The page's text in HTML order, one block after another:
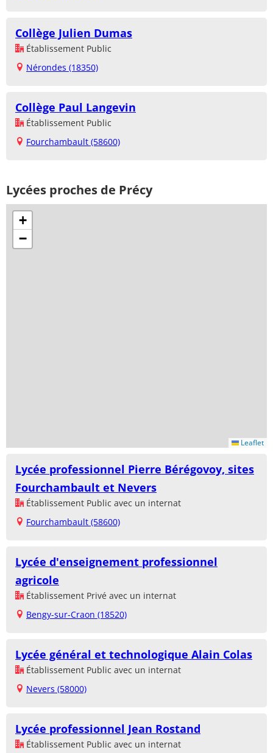
Collège Julien Dumas
Établissement Public
Nérondes (18350)
Collège Paul Langevin
Établissement Public
Fourchambault (58600)
Lycées proches de Précy
+
−
Leaflet
Lycée professionnel Pierre Bérégovoy, sites
Fourchambault et Nevers
Établissement Public avec un internat
Fourchambault (58600)
Lycée d'enseignement professionnel
agricole
Établissement Privé avec un internat
Bengy-sur-Craon (18520)
Lycée général et technologique Alain Colas
Établissement Public avec un internat
Nevers (58000)
Lycée professionnel Jean Rostand
Établissement Public avec un internat